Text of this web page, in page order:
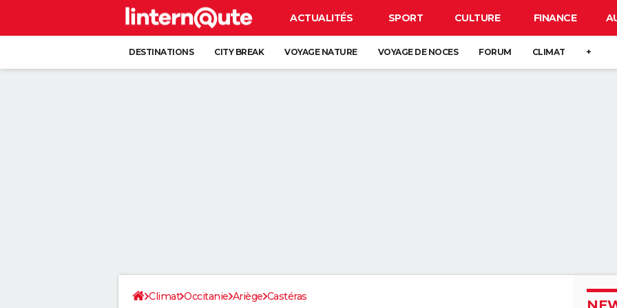
ACTUALITÉS SPORT CULTURE FINANCE
DESTINATIONS CITY BREAK VOYAGE NATURE VOYAGE DE NOCES FORUM CLIMAT +
Climat Occitanie Ariège Castéras